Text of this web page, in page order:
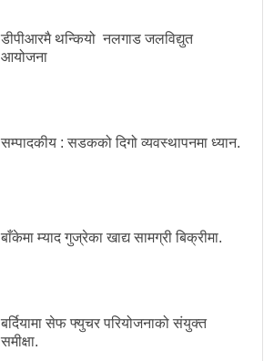
डीपीआरमै थन्कियो नलगाड जलविद्युत
आयोजना
सम्पादकीय : सडकको दिगो व्यवस्थापनमा ध्यान.
बाँकेमा म्याद गुज्रेका खाद्य सामग्री बिक्रीमा.
बर्दियामा सेफ फ्युचर परियोजनाको संयुक्त
समीक्षा.